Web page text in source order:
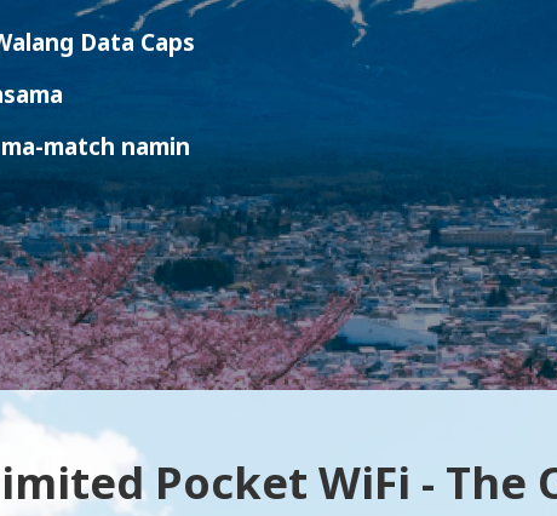
Data Caps
match namin
Pocket WiFi - The